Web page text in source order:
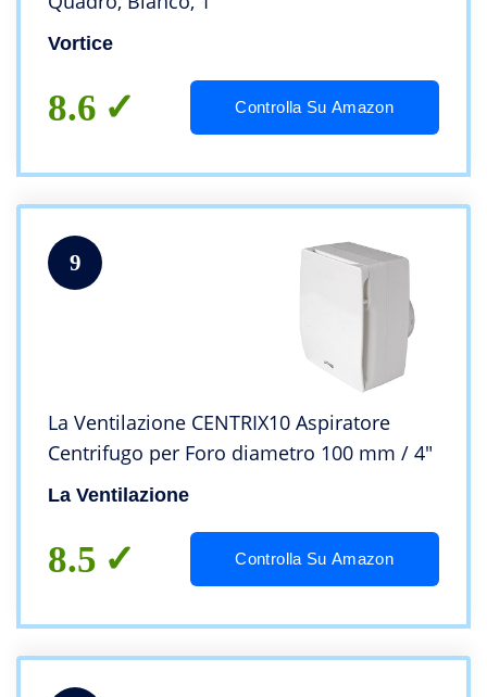
Vortice
8.6 Controlla Su Amazon
9
La Ventilazione CENTRIX10 Aspiratore
Centrifugo per Foro diametro 100 mm / 4″
La Ventilazione
8.5 Controlla Su Amazon